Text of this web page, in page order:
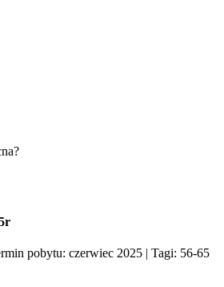
pobytu: czerwiec 2025 | Tagi: 56-65